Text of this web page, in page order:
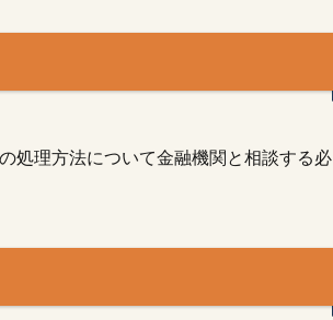
処理方法について金融機関と相談する必